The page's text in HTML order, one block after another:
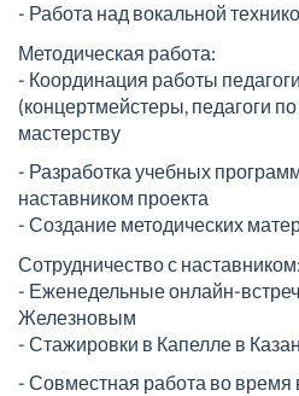
- Работа над вокальной
Методическая работа:
- Координация работы
(концертмейстеры, педагоги
мастерству
- Разработка учебных
наставником проекта
- Создание методических
Сотрудничество с наставником:
- Еженедельные онлайн-
Железновым
- Стажировки в Капелле в
- Совместная работа во время